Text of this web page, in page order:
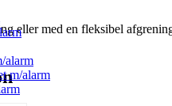
alarm
m/alarm
eller med en fleksibel